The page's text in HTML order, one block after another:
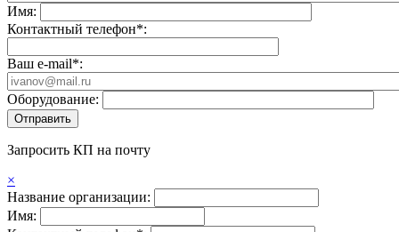
Имя:
Контактный телефон*:
Ваш e-mail*:
Оборудование:
Запросить КП на почту
×
Название организации:
Имя: